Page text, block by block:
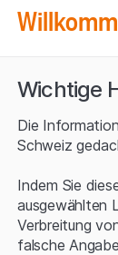
Wichtige
Die
Schweiz
Indem Sie
ausgewählten
Verbreitung
falsche